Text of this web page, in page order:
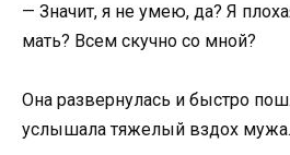
— Значит, я не умею, да? Я
мать? Всем скучно со мной?
Она развернулась и быстро
услышала тяжелый вздох мужа.